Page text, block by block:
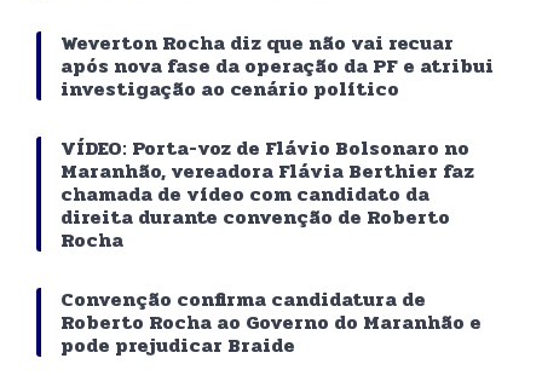
Weverton Rocha diz que não vai recuar
após nova fase da operação da PF e atribui
investigação ao cenário político
VÍDEO: Porta-voz de Flávio Bolsonaro no
Maranhão, vereadora Flávia Berthier faz
chamada de vídeo com candidato da
direita durante convenção de Roberto
Rocha
Convenção confirma candidatura de
Roberto Rocha ao Governo do Maranhão e
pode prejudicar Braide